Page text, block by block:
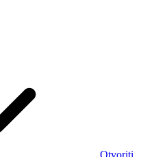
Otvoriti